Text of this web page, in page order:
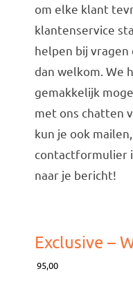
om elke klant
klantenservice
helpen bij
dan welkom. We
gemakkelijk
met ons chatten
kun je ook
contactformulier
naar je bericht!
Exclusive –
95,00